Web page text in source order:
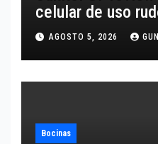
celular de uso
10,600 mAh
AGOSTO 5, 2026
Bocinas